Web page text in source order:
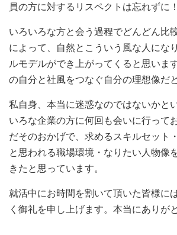
員の方に対するリスペクトは忘れずに！
いろいろな方と会う過程でどんどん比
によって、自然とこういう風な人にな
ルモデルができ上がってくると思いま
の自分と社風をつなぐ自分の理想像だ
私自身、本当に迷惑なのではないかと
いろな企業の方に何回も会いに行って
だそのおかげで、求めるスキルセット
と思われる職場環境・なりたい人物像
きたと思っています。
就活中にお時間を割いて頂いた皆様に
く御礼を申し上げます。本当にありが